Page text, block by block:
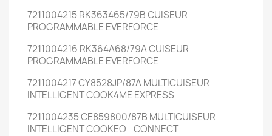
7211004215 RK363465/79B CUISEUR
PROGRAMMABLE EVERFORCE
7211004216 RK364A68/79A CUISEUR
PROGRAMMABLE EVERFORCE
7211004217 CY8528JP/87A MULTICUISEUR
INTELLIGENT COOK4ME EXPRESS
7211004235 CE859800/87B MULTICUISEUR
INTELLIGENT COOKEO+ CONNECT